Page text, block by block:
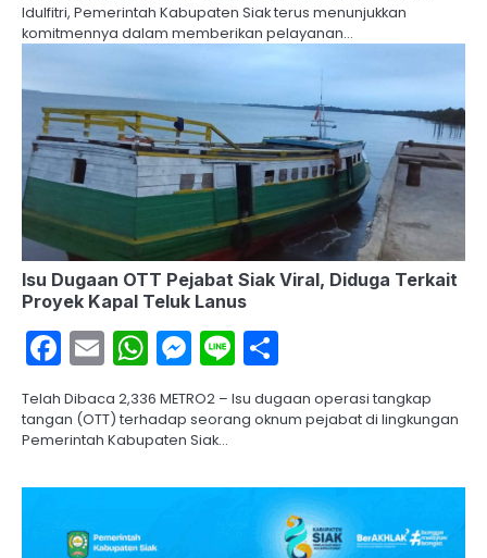
Idulfitri, Pemerintah Kabupaten Siak terus menunjukkan
komitmennya dalam memberikan pelayanan…
Isu Dugaan OTT Pejabat Siak Viral, Diduga Terkait
Proyek Kapal Teluk Lanus
Facebook
EmailWhatsApp
Messenger
Line
Telah Dibaca 2,336 METRO2 – Isu dugaan operasi tangkap
tangan (OTT) terhadap seorang oknum pejabat di lingkungan
Pemerintah Kabupaten Siak…